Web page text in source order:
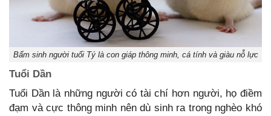
Bẩm sinh người tuổi Tý là con giáp thông minh, cá tính và giàu nỗ lực
Tuổi Dần
Tuổi Dần là những người có tài chí hơn người, họ điềm
đạm và cực thông minh nên dù sinh ra trong nghèo khó